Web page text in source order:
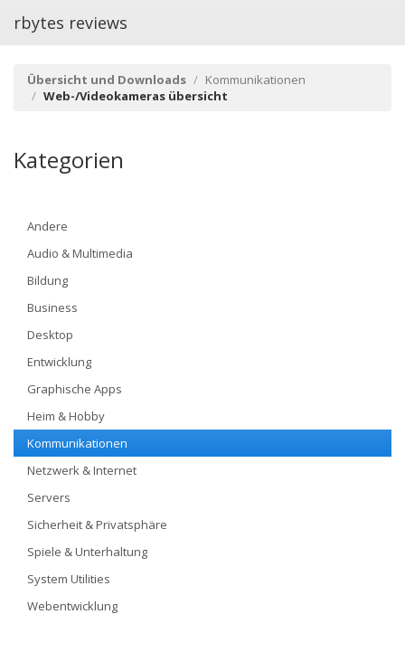
rbytes reviews
Übersicht und Downloads
Kommunikationen
Web-/Videokameras übersicht
Kategorien
Andere
Audio & Multimedia
Bildung
Business
Desktop
Entwicklung
Graphische Apps
Heim & Hobby
Kommunikationen
Netzwerk & Internet
Servers
Sicherheit & Privatsphäre
Spiele & Unterhaltung
System Utilities
Webentwicklung